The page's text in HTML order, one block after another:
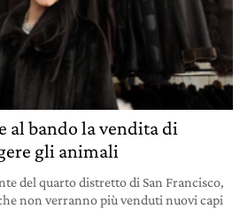
al bando la vendita di
gli animali
del quarto distretto di San Francisco,
non verranno più venduti nuovi capi